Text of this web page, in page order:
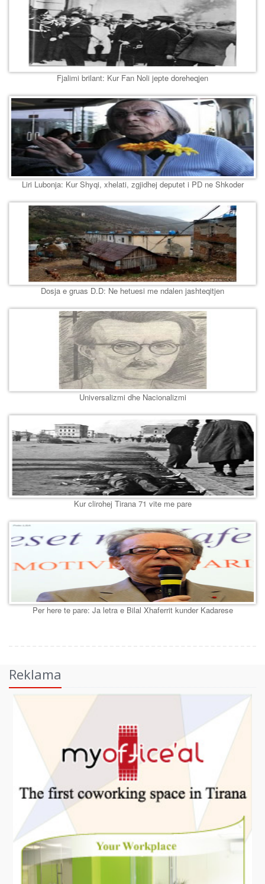
Fjalimi brilant: Kur Fan Noli jepte doreheqjen
Liri Lubonja: Kur Shyqi, xhelati, zgjidhej deputet i PD ne Shkoder
Dosja e gruas D.D: Ne hetuesi me ndalen jashteqitjen
Universalizmi dhe Nacionalizmi
Kur clirohej Tirana 71 vite me pare
Per here te pare: Ja letra e Bilal Xhaferrit kunder Kadarese
Reklama